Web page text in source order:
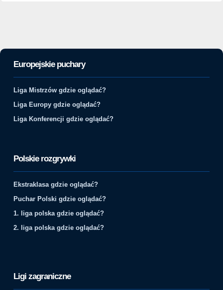
Europejskie puchary
Liga Mistrzów gdzie oglądać?
Liga Europy gdzie oglądać?
Liga Konferencji gdzie oglądać?
Polskie rozgrywki
Ekstraklasa gdzie oglądać?
Puchar Polski gdzie oglądać?
1. liga polska gdzie oglądać?
2. liga polska gdzie oglądać?
Ligi zagraniczne